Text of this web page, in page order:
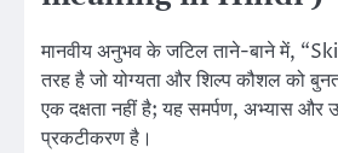
मानवीय अनुभव के जटिल ताने-बाने में,
तरह है जो योग्यता और शिल्प कौशल को
एक दक्षता नहीं है; यह समर्पण, अभ्यास और
प्रकटीकरण है।